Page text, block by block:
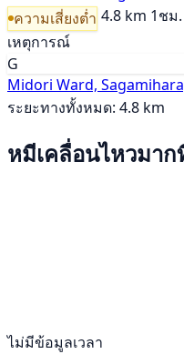
ความเสี่ยงต่ำ 4.8 km 1ชม
เหตุการณ์
G
Midori Ward,
ระยะทางทั้งหมด: 4.8 km
หมีเคลื่อนไหวมาก
ไม่มีข้อมูลเวลา